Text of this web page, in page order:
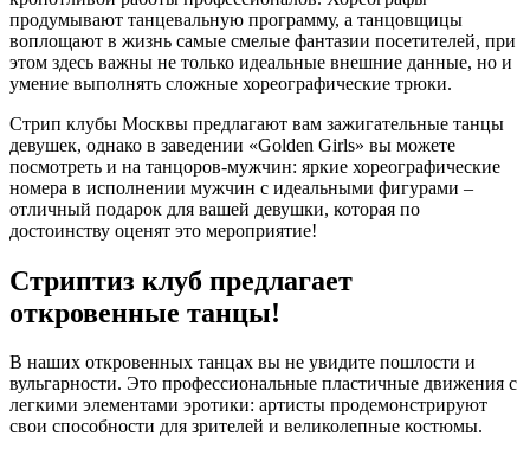
продумывают танцевальную программу, а танцовщицы
воплощают в жизнь самые смелые фантазии посетителей, при
этом здесь важны не только идеальные внешние данные, но и
умение выполнять сложные хореографические трюки.
Стрип клубы Москвы предлагают вам зажигательные танцы
девушек, однако в заведении «Golden Girls» вы можете
посмотреть и на танцоров-мужчин: яркие хореографические
номера в исполнении мужчин с идеальными фигурами –
отличный подарок для вашей девушки, которая по
достоинству оценят это мероприятие!
Стриптиз клуб предлагает
откровенные танцы!
В наших откровенных танцах вы не увидите пошлости и
вульгарности. Это профессиональные пластичные движения с
легкими элементами эротики: артисты продемонстрируют
свои способности для зрителей и великолепные костюмы.